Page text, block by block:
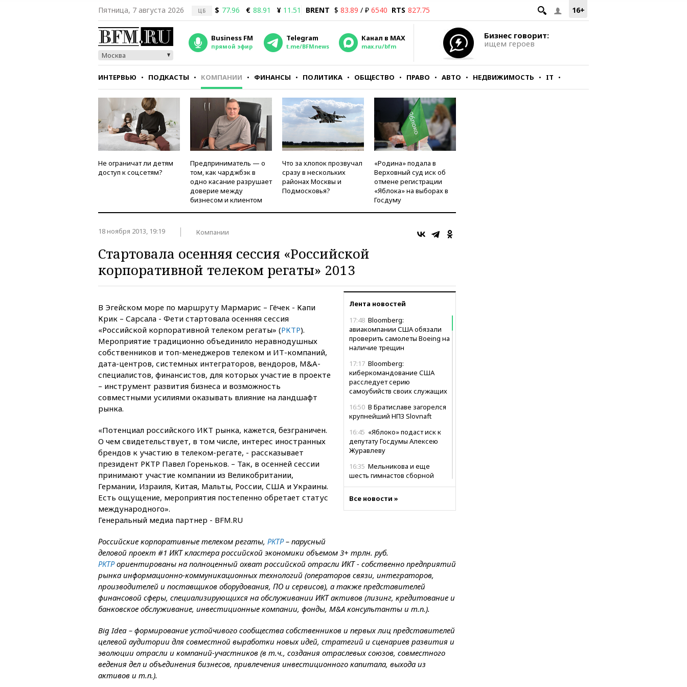
16+
Пятница, 7 августа 2026 ЦБ $ 77.96 € 88.91 ¥ 11.51 BRENT $ 83.89 / ₽ 6540 RTS 827.75
Москва
Business FM
прямой эфир
Telegram
t.me/BFMnews
Канал в MAX
max.ru/bfm
Бизнес говорит:
ищем героев
ИНТЕРВЬЮ ПОДКАСТЫ КОМПАНИИ ФИНАНСЫ ПОЛИТИКА ОБЩЕСТВО ПРАВО АВТО НЕДВИЖИМОСТЬ IT
СТИЛЬ ТЕСТЫ
Не ограничат ли детям
доступ к соцсетям?
Предприниматель — о
том, как чарджбэк в
одно касание разрушает
доверие между
бизнесом и клиентом
Что за хлопок прозвучал
сразу в нескольких
районах Москвы и
Подмосковья?
«Родина» подала в
Верховный суд иск об
отмене регистрации
«Яблока» на выборах в
Госдуму
18 ноября 2013, 19:19 Компании
Стартовала осенняя сессия «Российской
корпоративной телеком регаты» 2013
Лента новостей
17:48 Bloomberg:
авиакомпании США обязали
проверить самолеты Boeing на
наличие трещин
17:17 Bloomberg:
киберкомандование США
расследует серию
самоубийств своих служащих
16:50 В Братиславе загорелся
крупнейший НПЗ Slovnaft
16:45 «Яблоко» подаст иск к
депутату Госдумы Алексею
Журавлеву
16:35 Мельникова и еще
шесть гимнастов сборной
16:16Движение по
16:00Создатели пирамиды
АФК «Наследие» получили от
шести до 12 лет колонии
15:45Верховный суд 10
августа рассмотрит иск о
снятии «Яблока» с выборов
пострадали при пожаре на
складе с красками в Брянске
15:15 «Аэрофлот» с 1 октября
возобновит ежедневные
Все новости »
В Эгейском море по маршруту Мармарис – Гёчек - Капи
Крик – Сарсала - Фети стартовала осенняя сессия
«Российской корпоративной телеком регаты» (РКТР).
Мероприятие традиционно объединило неравнодушных
собственников и топ-менеджеров телеком и ИТ-компаний,
дата-центров, системных интеграторов, вендоров, M&A-
специалистов, финансистов, для которых участие в проекте
– инструмент развития бизнеса и возможность
совместными усилиями оказывать влияние на ландшафт
рынка.
«Потенциал российского ИКТ рынка, кажется, безграничен.
О чем свидетельствует, в том числе, интерес иностранных
брендов к участию в телеком-регате, - рассказывает
президент РКТР Павел Гореньков. – Так, в осенней сессии
принимают участие компании из Великобритании,
Германии, Израиля, Китая, Мальты, России, США и Украины.
Есть ощущение, мероприятия постепенно обретает статус
международного».
Генеральный медиа партнер - BFM.RU
Российские корпоративные телеком регаты, РКТР– парусный
деловой проект #1 ИКТ кластера российской экономики объемом 3+ трлн. руб.
РКТРориентированы на полноценный охват российской отрасли ИКТ - собственно предприятий
рынка информационно-коммуникационных технологий (операторов связи, интеграторов,
производителей и поставщиков оборудования, ПО и сервисов), а также представителей
финансовой сферы, специализирующихся на обслуживании ИКТ активов (лизинг, кредитование и
банковское обслуживание, инвестиционные компании, фонды, M&A консультанты и т.п.).
Big Idea – формирование устойчивого сообщества собственников и первых лиц представителей
целевой аудитории для совместной выработки новых идей, стратегий и сценариев развития и
эволюции отрасли и компаний-участников (в т.ч., создания отраслевых союзов, совместного
ведения дел и объединения бизнесов, привлечения инвестиционного капитала, выхода из
активов и т.п.).